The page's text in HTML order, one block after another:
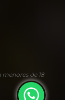
de 18